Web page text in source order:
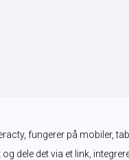
fungerer på mobiler,
dele det via et link,